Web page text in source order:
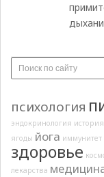
психология
эндокринология история
ягоды йога иммунитет
здоровье
лекарства